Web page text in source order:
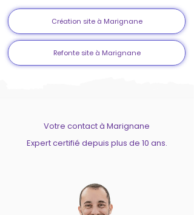
Création site à Marignane
Refonte site à Marignane
Votre contact à Marignane
Expert certifié depuis plus de 10 ans.